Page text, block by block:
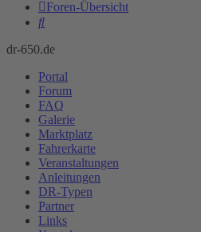
Foren-Übersicht
Suche
dr-650.de
Portal
Forum
FAQ
Galerie
Marktplatz
Fahrerkarte
Veranstaltungen
Anleitungen
DR-Typen
Partner
Links